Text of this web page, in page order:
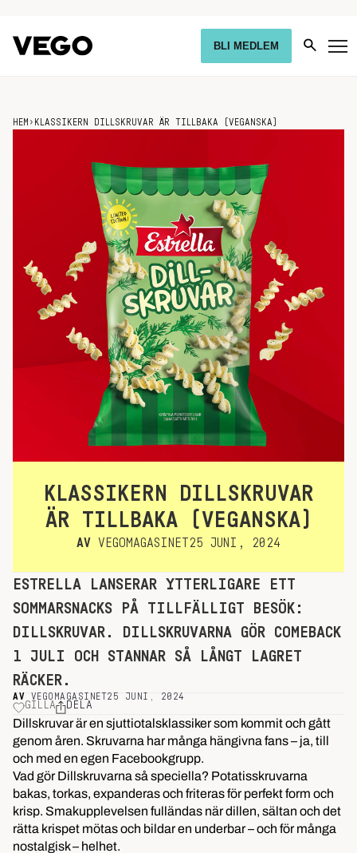
BLI MEDLEM
HEM › KLASSIKERN DILLSKRUVAR ÄR TILLBAKA (VEGANSKA)
KLASSIKERN DILLSKRUVAR
ÄR TILLBAKA (VEGANSKA)
AV VEGOMAGASINET 25 JUNI, 2024
ESTRELLA LANSERAR YTTERLIGARE ETT
SOMMARSNACKS PÅ TILLFÄLLIGT BESÖK:
DILLSKRUVAR. DILLSKRUVARNA GÖR COMEBACK
1 JULI OCH STANNAR SÅ LÅNGT LAGRET
RÄCKER.
AV VEGOMAGASINET25 JUNI, 2024
GILLA DELA
Dillskruvar är en sjuttiotalsklassiker som kommit och gått
genom åren. Skruvarna har många hängivna fans – ja, till
och med en egen Facebookgrupp.
Vad gör Dillskruvarna så speciella? Potatisskruvarna
bakas, torkas, expanderas och friteras för perfekt form och
krisp. Smakupplevelsen fulländas när dillen, sältan och det
rätta krispet mötas och bildar en underbar – och för många
nostalgisk – helhet.